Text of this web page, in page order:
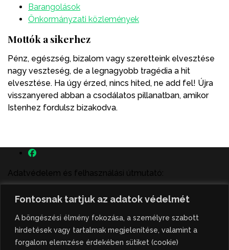
Fontosnak tartjuk az adatok védelmét
A böngészési élmény fokozása, a személyre szabott
hirdetések vagy tartalmak megjelenítése, valamint a
forgalom elemzése érdekében sütiket (cookie)
Barangolások
Önkormányzati közlemények
Mottók a sikerhez
Pénz, egészség, bizalom vagy szeretteink elvesztése
nagy veszteség, de a legnagyobb tragédia a hit
elvesztése. Ha úgy érzed, nincs hited, ne add fel! Újra
visszanyered abban a csodálatos pillanatban, amikor
Istenhez fordulsz bizakodva.
Adatvédelem és felhasználási útmutató:
A szenttamás.rs magyar nyelvű internetes hírportálon
megjelenő szerzői írások, a híranyag és minden egyéb
tartalom a portált működtető Gion Nándor Kulturális
Központ szellemi tulajdonát képezik, amely szellemi
tulajdont a nemzetközi és szerbiai törvények védik. A